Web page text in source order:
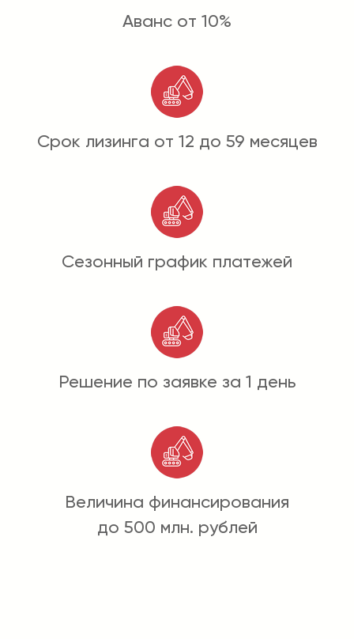
Аванс от 10%
Срок лизинга от 12 до 59 месяцев
Сезонный график платежей
Решение по заявке за 1 день
Величина финансирования
до 500 млн. рублей